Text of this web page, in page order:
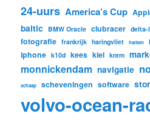
24-uurs America’s Cup
baltic BMW Oracle clubracer delta-
fotografie frankrijk haringvliet harken
iphone k10d kees kiel knrm
monnickendam navigatie
schaap scheveningen software
volvo-ocean-